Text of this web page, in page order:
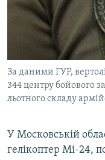
ВІДЕОУРОКИ «ELIFBE»
СВІДЧЕННЯ ОКУПАЦІЇ
УКРАЇНСЬКА
ІНФОГРАФІКА
Русский
Qırımtatar
ДОЛУЧАЙСЯ!
Усі сайти RFE/RL
За даними ГУР,
344 центру бойового
льотного складу
У Московській
гелікоптер Мі-24,